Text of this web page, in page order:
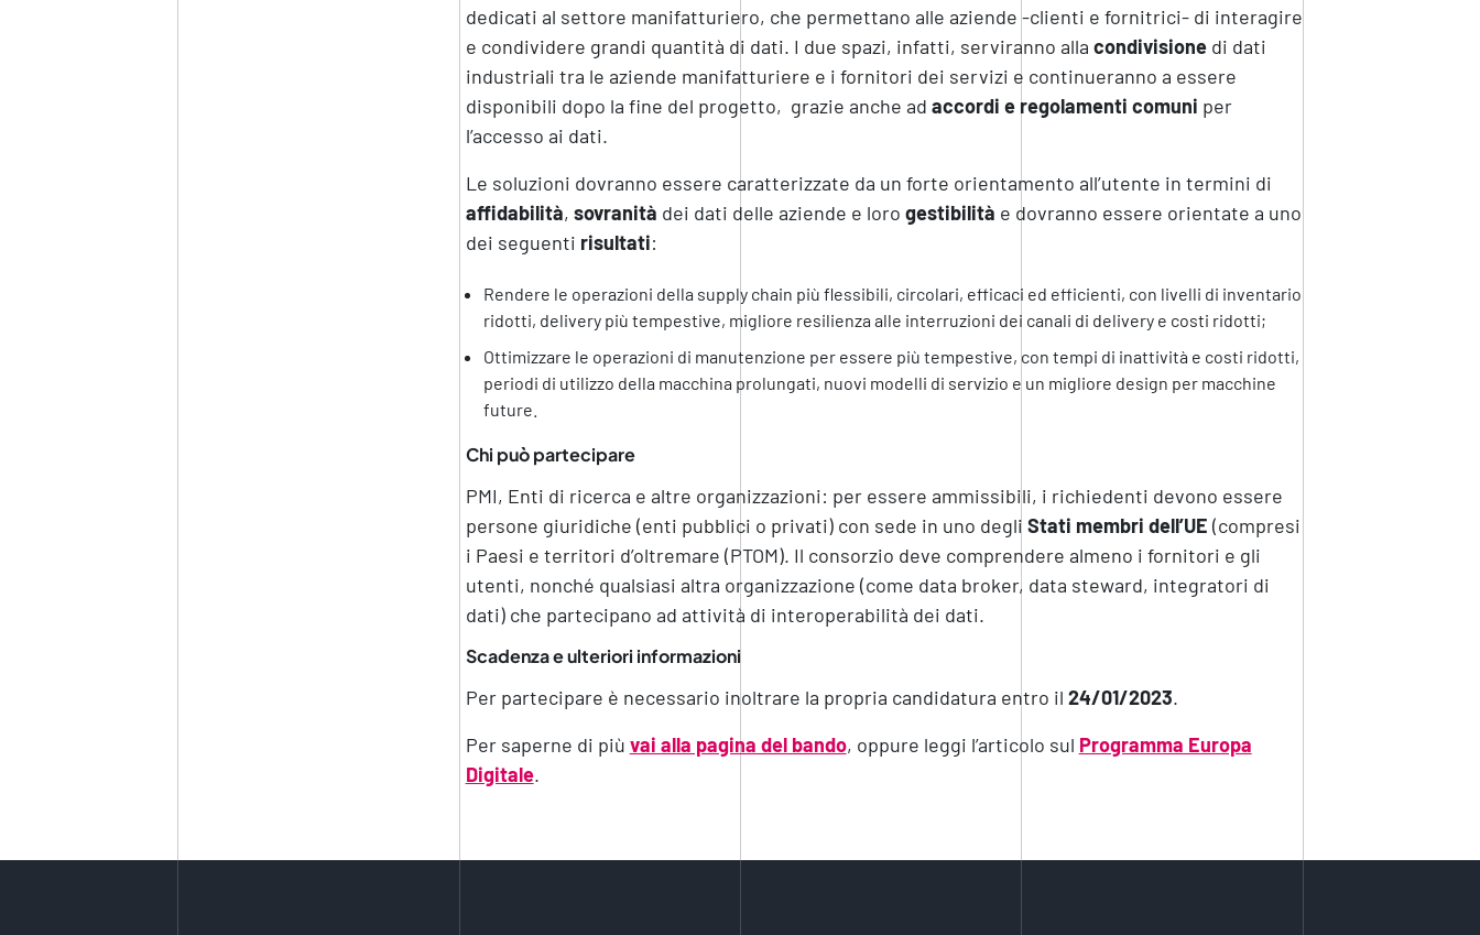
dedicati al settore manifatturiero, che permettano alle aziende -clienti e fornitrici- di interagire
e condividere grandi quantità di dati. I due spazi, infatti, serviranno alla condivisionedi dati
industriali tra le aziende manifatturiere e i fornitori dei servizi e continueranno a essere
disponibili dopo la fine del progetto, grazie anche ad accordi e regolamenti comuni per
l’accesso ai dati.
Le soluzioni dovranno essere caratterizzate da un forte orientamento all’utente in termini di
affidabilità, sovranità dei dati delle aziende e loro gestibilità e dovranno essere orientate a uno
dei seguenti risultati:
Rendere le operazioni della supply chain più flessibili, circolari, efficaci ed efficienti, con livelli di inventario
ridotti, delivery più tempestive, migliore resilienza alle interruzioni dei canali di delivery e costi ridotti;
Ottimizzare le operazioni di manutenzione per essere più tempestive, con tempi di inattività e costi ridotti,
periodi di utilizzo della macchina prolungati, nuovi modelli di servizio e un migliore design per macchine
future.
Chi può partecipare
PMI, Enti di ricerca e altre organizzazioni: per essere ammissibili, i richiedenti devono essere
persone giuridiche (enti pubblici o privati) con sede in uno degli Stati membri dell’UE (compresi
i Paesi e territori d’oltremare (PTOM). Il consorzio deve comprendere almeno i fornitori e gli
utenti, nonché qualsiasi altra organizzazione (come data broker, data steward, integratori di
dati) che partecipano ad attività di interoperabilità dei dati.
Scadenza e ulteriori informazioni
Per partecipare è necessario inoltrare la propria candidatura entro il 24/01/2023.
Per saperne di più vai alla pagina del bando, oppure leggi l’articolo sul Programma Europa
Digitale.